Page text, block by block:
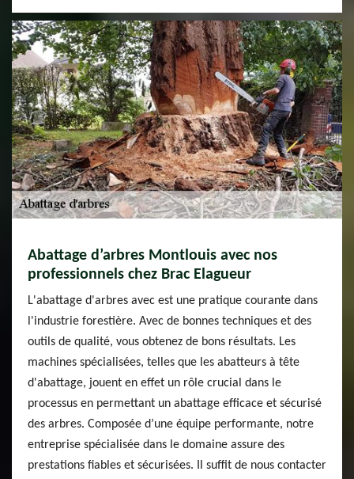
Abattage d’arbres Montlouis avec nos
professionnels chez Brac Elagueur
L'abattage d'arbres avec est une pratique courante dans
l'industrie forestière. Avec de bonnes techniques et des
outils de qualité, vous obtenez de bons résultats. Les
machines spécialisées, telles que les abatteurs à tête
d'abattage, jouent en effet un rôle crucial dans le
processus en permettant un abattage efficace et sécurisé
des arbres. Composée d’une équipe performante, notre
entreprise spécialisée dans le domaine assure des
prestations fiables et sécurisées. Il suffit de nous contacter